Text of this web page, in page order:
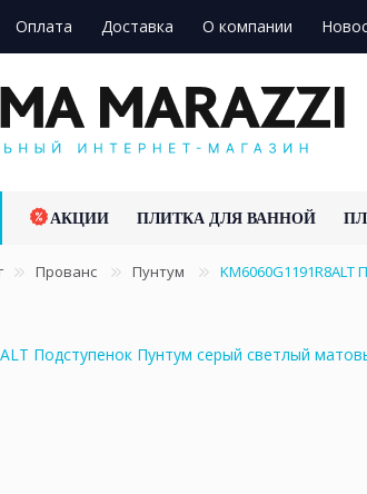
Оплата Доставка О компании
АКЦИИ ПЛИТКА ДЛЯ ВАННОЙ
Прованс Пунтум